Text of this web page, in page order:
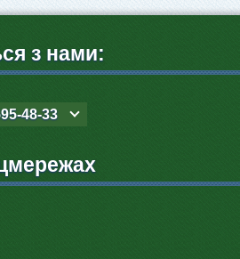
з нами:
48-33